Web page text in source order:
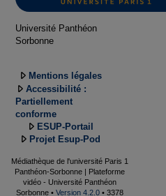
Université Panthéon
Sorbonne
Mentions légales
Accessibilité :
Partiellement
conforme
ESUP-Portail
Projet Esup-Pod
Médiathèque de l'université Paris 1
Panthéon-Sorbonne | Plateforme
vidéo - Université Panthéon
Sorbonne • Version 4.2.0 • 3378